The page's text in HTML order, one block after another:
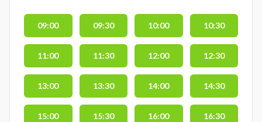
09:00 09:30 10:00 10:30
11:00 11:30 12:00 12:30
13:00 13:30 14:00 14:30
15:00 15:30 16:00 16:30